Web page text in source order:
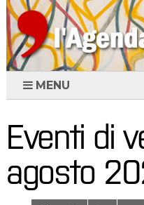
MENU
Eventi di
agosto